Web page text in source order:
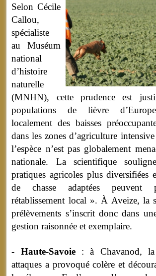
Selon Cécile
Callou,
spécialiste
au Muséum
national
d’histoire
naturelle
(MNHN), cette prudence est
populations de lièvre
localement des baisses
dans les zones d’agriculture
l’espèce n’est pas globalement
nationale. La scientifique
pratiques agricoles plus diversifiées
de chasse adaptées peuvent
rétablissement local ». À Aveize, la
prélèvements s’inscrit donc dans
gestion raisonnée et exemplaire.
- Haute-Savoie: à Chavanod, la
attaques a provoqué colère et